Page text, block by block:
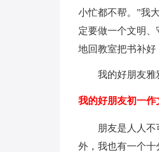
小忙都不帮。”我
定要做一个文明
地回教室把书补好
我的好朋友雅
我的好朋友初一作
朋友是人人
外，我也有一个